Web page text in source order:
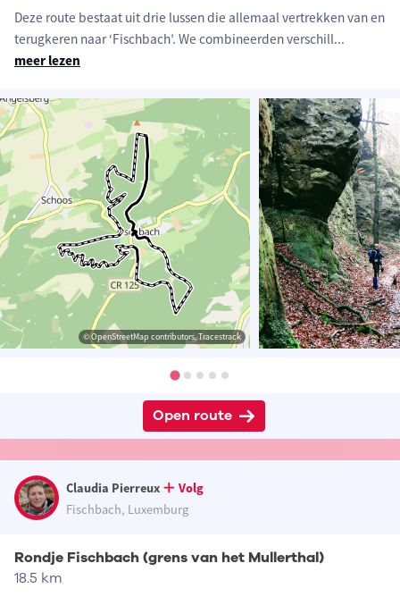
Deze route bestaat uit drie lussen die allemaal vertrekken van en
terugkeren naar ‘Fischbach’. We combineerden verschill...
meer lezen
© OpenStreetMap contributors, Tracestrack
Open route
Claudia Pierreux
Volg
Fischbach, Luxemburg
Rondje Fischbach (grens van het Mullerthal)
18.5 km